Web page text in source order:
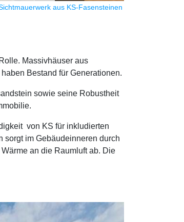
aus KS-Fasensteinen
Massivhäuser aus
Bestand für Generationen.
sowie seine Robustheit
von KS für inkludierten
sorgt im Gebäudeinneren durch
an die Raumluft ab. Die